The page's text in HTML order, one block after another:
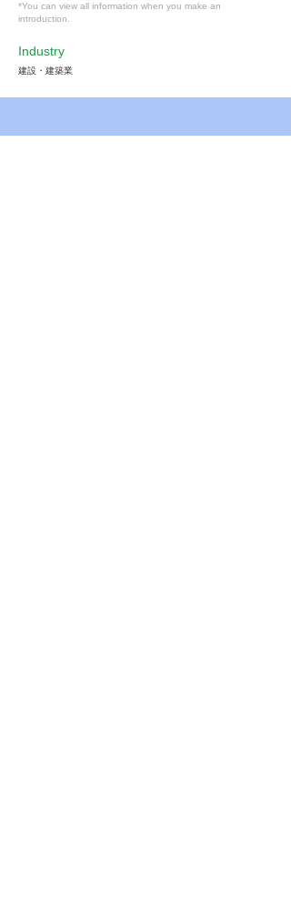
*You can view all information when you make an
introduction.
Industry
建設・建築業